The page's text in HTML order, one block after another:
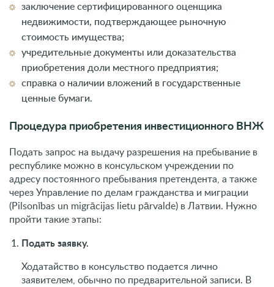
заключение сертифицированного оценщика
недвижимости, подтверждающее рыночную
стоимость имущества;
учредительные документы или доказательства
приобретения доли местного предприятия;
справка о наличии вложений в государственные
ценные бумаги.
Процедура приобретения инвестиционного ВНЖ
Подать запрос на выдачу разрешения на пребывание в
республике можно в консульском учреждении по
адресу постоянного пребывания претендента, а также
через Управление по делам гражданства и миграции
(Pilsonības un migrācijas lietu pārvalde) в Латвии. Нужно
пройти такие этапы:
Подать заявку.
Ходатайство в консульство подается лично
заявителем, обычно по предварительной записи. В